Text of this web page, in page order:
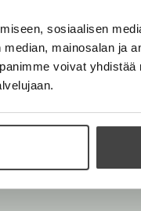
sosiaalisen
mainosalan ja
voivat yhdistää